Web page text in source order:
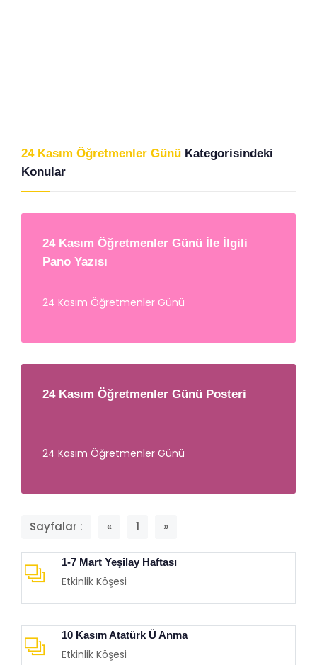
24 Kasım Öğretmenler Günü Kategorisindeki
Konular
24 Kasım Öğretmenler Günü İle İlgili
Pano Yazısı
24 Kasım Öğretmenler Günü
24 Kasım Öğretmenler Günü Posteri
24 Kasım Öğretmenler Günü
Sayfalar : « 1 »
1-7 Mart Yeşilay Haftası
Etkinlik Köşesi
10 Kasım Atatürk Ü Anma
Etkinlik Köşesi